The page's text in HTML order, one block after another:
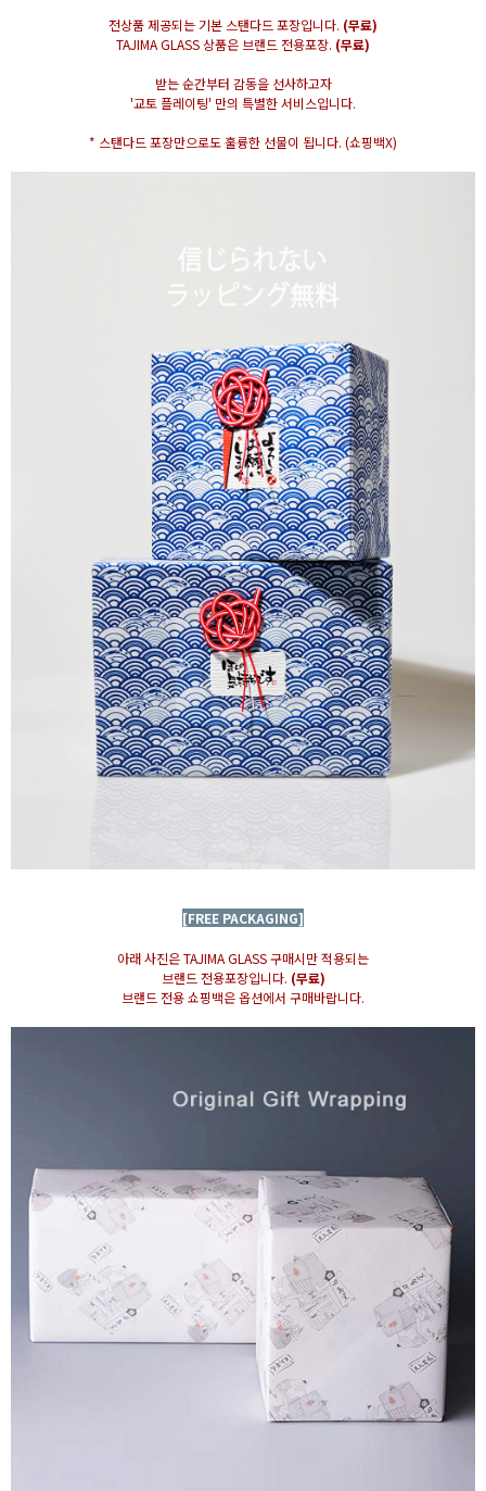
전상품 제공되는 기본 스탠다드 포장입니다. (무료)
TAJIMA GLASS 상품은 브랜드 전용포장. (무료)
받는 순간부터 감동을 선사하고자
'교토 플레이팅' 만의 특별한 서비스입니다.
* 스탠다드 포장만으로도 훌륭한 선물이 됩니다. (쇼핑백X)
[FREE PACKAGING]
아래 사진은 TAJIMA GLASS 구매시만 적용되는
브랜드 전용포장입니다. (무료)
브랜드 전용 쇼핑백은 옵션에서 구매바랍니다.